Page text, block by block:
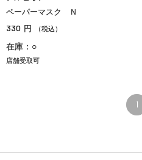
ペーパーマスク Ｎ
330 円 （税込）
在庫：○
店舗受取可
1